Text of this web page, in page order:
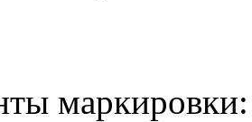
маркировки: